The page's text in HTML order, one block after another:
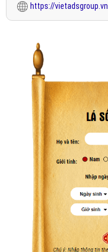
https://vietadsgroup.vn